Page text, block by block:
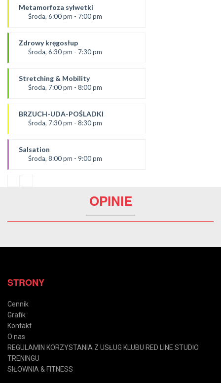
Ola B.
*Zajęcia dla dorosłych i dzieci
Metamorfoza sylwetki
Środa, 6:00 pm - 7:00 pm
Dominika F
SALA 2
Zdrowy kręgosłup
Środa, 6:30 pm - 7:30 pm
Ania
*Zajęcia dla dorosłych i dzieci
Stretching & Mobility
Środa, 7:00 pm - 8:00 pm
Żaneta
*Zajęcia dla dorosłych i dzieci
BRZUCH-UDA-POŚLADKI
Środa, 7:30 pm - 8:30 pm
Agata
*Zajęcia dla dorosłych i dzieci
Salsation
Środa, 8:00 pm - 9:00 pm
OPINIE
STRONY
Cennik
Grafik
Kontakt
O nas
REGULAMIN KORZYSTANIA Z USŁUG KLUBU RED LINE STUDIO
TRENINGU
SIŁOWNIA & FITNESS